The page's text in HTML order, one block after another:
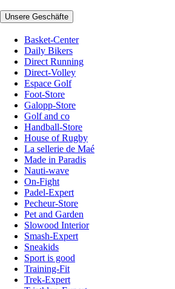
Unsere Geschäfte
Basket-Center
Daily Bikers
Direct Running
Direct-Volley
Espace Golf
Foot-Store
Galopp-Store
Golf and co
Handball-Store
House of Rugby
La sellerie de Maé
Made in Paradis
Nauti-wave
On-Fight
Padel-Expert
Pecheur-Store
Pet and Garden
Slowood Interior
Smash-Expert
Sneakids
Sport is good
Training-Fit
Trek-Expert